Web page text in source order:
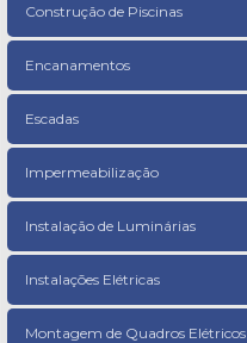
Construção de Piscinas
Encanamentos
Escadas
Impermeabilização
Instalação de Luminárias
Instalações Elétricas
Montagem de Quadros Elétricos